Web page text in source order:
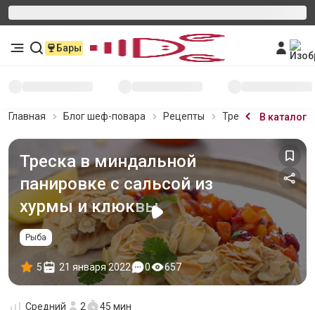
Бары
Главная Блог шеф-повара Рецепты Треска вВ каталог
Треска в миндальной
панировке с сальсой из
хурмы и клюквы
Рыба
5 21 января 2022 0 657
Средний 2 45 мин